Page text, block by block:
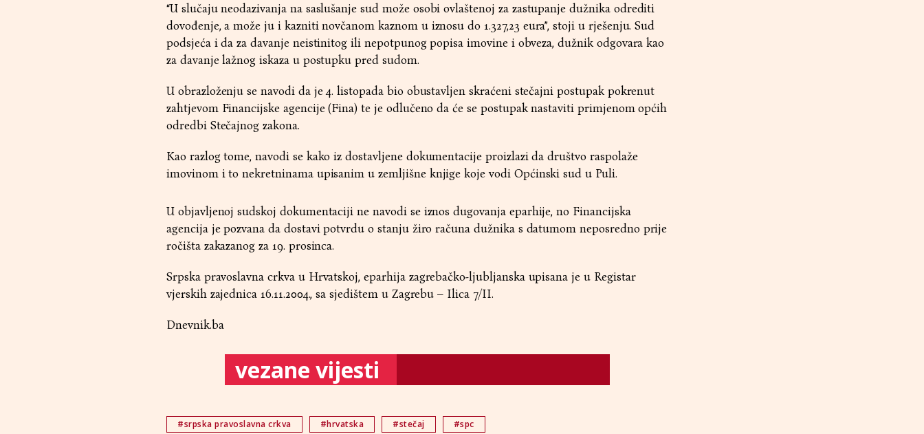
“U slučaju neodazivanja na saslušanje sud može osobi ovlaštenoj za zastupanje dužnika odrediti
dovođenje, a može ju i kazniti novčanom kaznom u iznosu do 1.327,23 eura”, stoji u rješenju. Sud
podsjeća i da za davanje neistinitog ili nepotpunog popisa imovine i obveza, dužnik odgovara kao
za davanje lažnog iskaza u postupku pred sudom.
U obrazloženju se navodi da je 4. listopada bio obustavljen skraćeni stečajni postupak pokrenut
zahtjevom Financijske agencije (Fina) te je odlučeno da će se postupak nastaviti primjenom općih
odredbi Stečajnog zakona.
Kao razlog tome, navodi se kako iz dostavljene dokumentacije proizlazi da društvo raspolaže
imovinom i to nekretninama upisanim u zemljišne knjige koje vodi Općinski sud u Puli.
U objavljenoj sudskoj dokumentaciji ne navodi se iznos dugovanja eparhije, no Financijska
agencija je pozvana da dostavi potvrdu o stanju žiro računa dužnika s datumom neposredno prije
ročišta zakazanog za 19. prosinca.
Srpska pravoslavna crkva u Hrvatskoj, eparhija zagrebačko-ljubljanska upisana je u Registar
vjerskih zajednica 16.11.2004., sa sjedištem u Zagrebu – Ilica 7/II.
Dnevnik.ba
vezane vijesti
#srpska pravoslavna crkva #hrvatska #stečaj #spc